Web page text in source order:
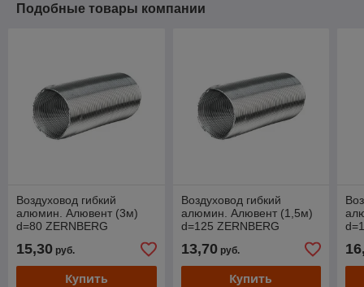
Подобные товары компании
Воздуховод гибкий
алюмин. Алювент (3м)
d=80 ZERNBERG
15,30 руб.
Купить
Воздуховод гибкий
алюмин. Алювент (1,5м)
d=125 ZERNBERG
13,70руб.
Купить